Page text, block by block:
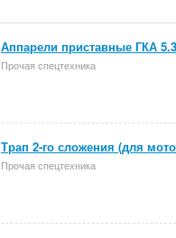
Аппарели приставные ГКА
Прочая спецтехника
Трап 2-го сложения (для
Прочая спецтехника